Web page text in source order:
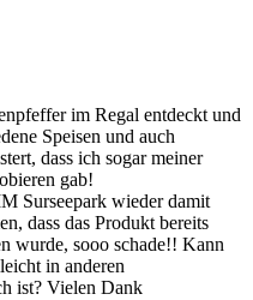
im Regal entdeckt und
Speisen und auch
dass ich sogar meiner
gab!
Surseepark wieder damit
dass das Produkt bereits
wurde, sooo schade!! Kann
in anderen
ist? Vielen Dank